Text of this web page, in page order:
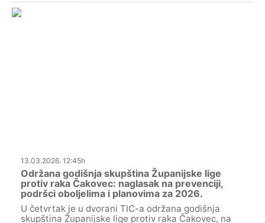
13.03.2026. 12:45h
Održana godišnja skupština Županijske lige
protiv raka Čakovec: naglasak na prevenciji,
podršci oboljelima i planovima za 2026.
U četvrtak je u dvorani TIC-a održana godišnja
skupština Županijske lige protiv raka Čakovec, na